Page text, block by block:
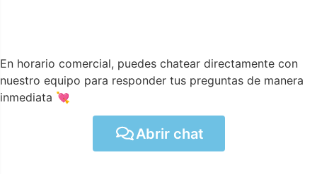
En horario comercial, puedes chatear directamente con
nuestro equipo para responder tus preguntas de manera
inmediata 💘
Abrir chat